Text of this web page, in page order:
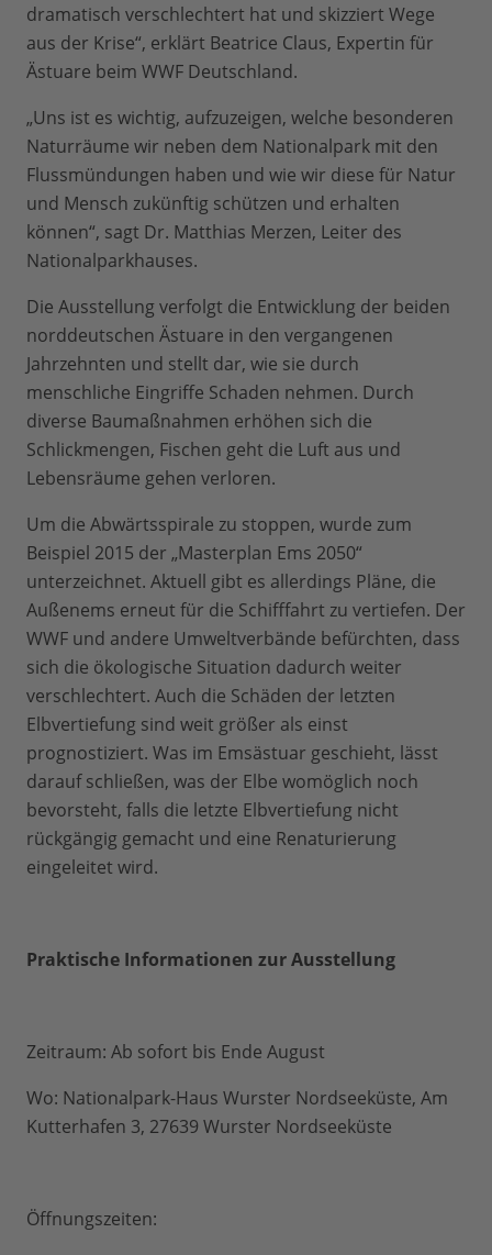
dramatisch verschlechtert hat und skizziert Wege
aus der Krise“, erklärt Beatrice Claus, Expertin für
Ästuare beim WWF Deutschland.
„Uns ist es wichtig, aufzuzeigen, welche besonderen
Naturräume wir neben dem Nationalpark mit den
Flussmündungen haben und wie wir diese für Natur
und Mensch zukünftig schützen und erhalten
können“, sagt Dr. Matthias Merzen, Leiter des
Nationalparkhauses.
Die Ausstellung verfolgt die Entwicklung der beiden
norddeutschen Ästuare in den vergangenen
Jahrzehnten und stellt dar, wie sie durch
menschliche Eingriffe Schaden nehmen. Durch
diverse Baumaßnahmen erhöhen sich die
Schlickmengen, Fischen geht die Luft aus und
Lebensräume gehen verloren.
Um die Abwärtsspirale zu stoppen, wurde zum
Beispiel 2015 der „Masterplan Ems 2050“
unterzeichnet. Aktuell gibt es allerdings Pläne, die
Außenems erneut für die Schifffahrt zu vertiefen. Der
WWF und andere Umweltverbände befürchten, dass
sich die ökologische Situation dadurch weiter
verschlechtert. Auch die Schäden der letzten
Elbvertiefung sind weit größer als einst
prognostiziert. Was im Emsästuar geschieht, lässt
darauf schließen, was der Elbe womöglich noch
bevorsteht, falls die letzte Elbvertiefung nicht
rückgängig gemacht und eine Renaturierung
eingeleitet wird.
Praktische Informationen zur Ausstellung
Zeitraum: Ab sofort bis Ende August
Wo: Nationalpark-Haus Wurster Nordseeküste, Am
Kutterhafen 3, 27639 Wurster Nordseeküste
Öffnungszeiten: